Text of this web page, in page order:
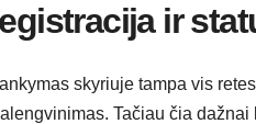
ir
skyriuje tampa vis
Tačiau čia